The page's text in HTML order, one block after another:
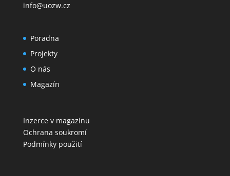
info@uozw.cz
Poradna
Projekty
O nás
Magazín
Inzerce v magazínu
Ochrana soukromí
Podmínky použití